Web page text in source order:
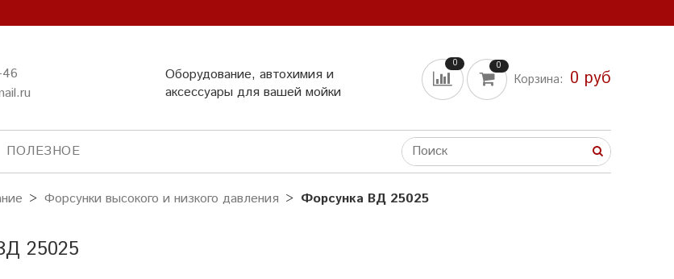
Оборудование, автохимия и
аксессуары для вашей мойки
0 0
Корзина: 0 руб
ПОЛЕЗНОЕ
Форсунки высокого и низкого давления Форсунка ВД 25025
25025